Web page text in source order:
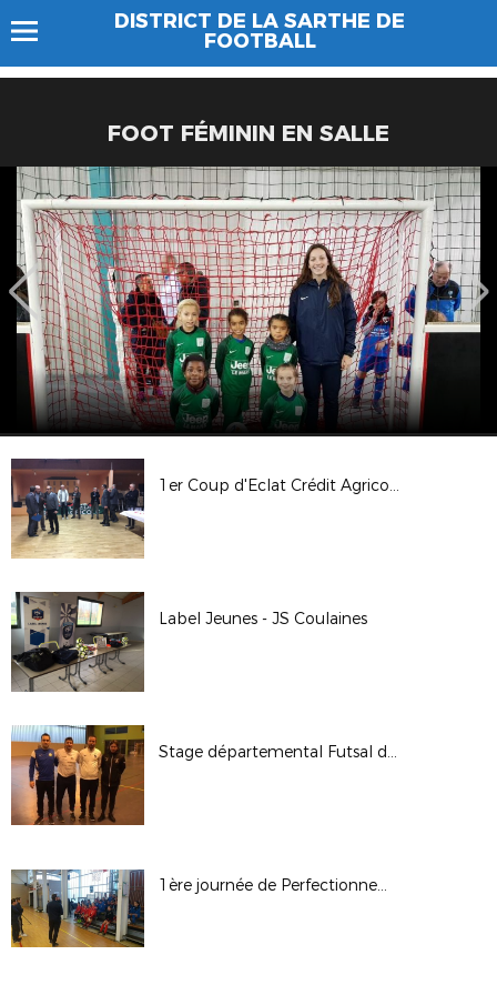
DISTRICT DE LA SARTHE DE
FOOTBALL
FOOT FÉMININ EN SALLE
1er Coup d'Eclat Crédit Agricole à l'US Bouloire
Label Jeunes - JS Coulaines
Stage départemental Futsal décembre 2017 à La Flèche
1ère journée de Perfectionnement Technique Féminin